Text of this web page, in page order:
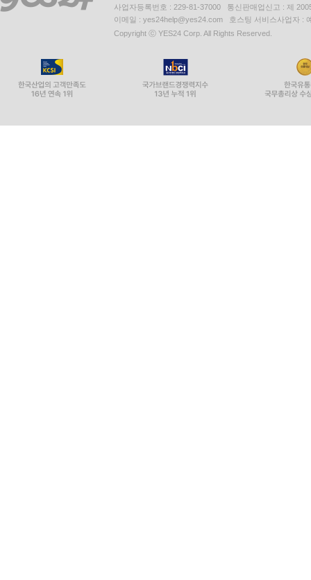
사업자등록번호 : 229-81-37000 통신판매업신고 : 제
이메일 : yes24help@yes24.com 호스팅 서비스사업자 :
Copyright ⓒ YES24 Corp. All Rights Reserved.